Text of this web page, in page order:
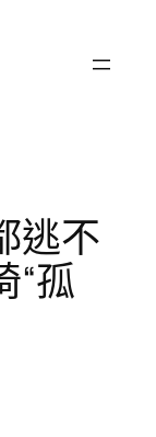
逃不
“孤